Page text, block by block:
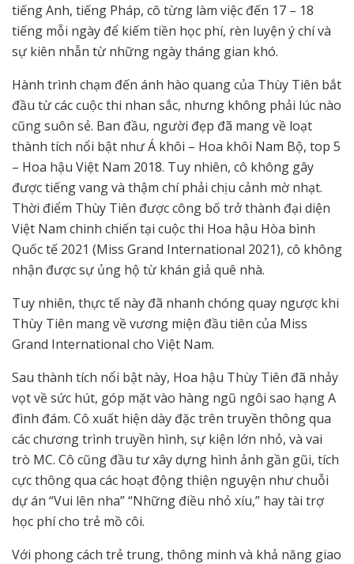
tiếng Anh, tiếng Pháp, cô từng làm việc đến 17 – 18
tiếng mỗi ngày để kiếm tiền học phí, rèn luyện ý chí và
sự kiên nhẫn từ những ngày tháng gian khó.
Hành trình chạm đến ánh hào quang của Thùy Tiên bắt
đầu từ các cuộc thi nhan sắc, nhưng không phải lúc nào
cũng suôn sẻ. Ban đầu, người đẹp đã mang về loạt
thành tích nổi bật như Á khôi – Hoa khôi Nam Bộ, top 5
– Hoa hậu Việt Nam 2018. Tuy nhiên, cô không gây
được tiếng vang và thậm chí phải chịu cảnh mờ nhạt.
Thời điểm Thùy Tiên được công bố trở thành đại diện
Việt Nam chinh chiến tại cuộc thi Hoa hậu Hòa bình
Quốc tế 2021 (Miss Grand International 2021), cô không
nhận được sự ủng hộ từ khán giả quê nhà.
Tuy nhiên, thực tế này đã nhanh chóng quay ngược khi
Thùy Tiên mang về vương miện đầu tiên của Miss
Grand International cho Việt Nam.
Sau thành tích nổi bật này, Hoa hậu Thùy Tiên đã nhảy
vọt về sức hút, góp mặt vào hàng ngũ ngôi sao hạng A
đình đám. Cô xuất hiện dày đặc trên truyền thông qua
các chương trình truyền hình, sự kiện lớn nhỏ, và vai
trò MC. Cô cũng đầu tư xây dựng hình ảnh gần gũi, tích
cực thông qua các hoạt động thiện nguyện như chuỗi
dự án “Vui lên nha” “Những điều nhỏ xíu,” hay tài trợ
học phí cho trẻ mồ côi.
Với phong cách trẻ trung, thông minh và khả năng giao